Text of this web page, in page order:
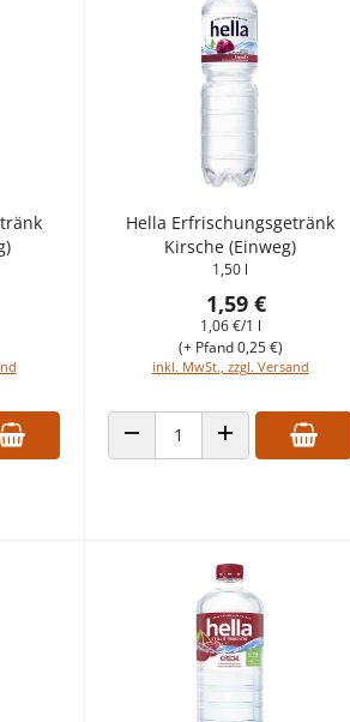
Hella Erfrischungsgetränk
Kirsche (Einweg)
1,50 l
1,59 €
1,06 €/1 l
inkl. MwSt., zzgl. Versand
(+ Pfand 0,25 €)
ANZAHL VERRINGERNANZAHL ERHÖHEN